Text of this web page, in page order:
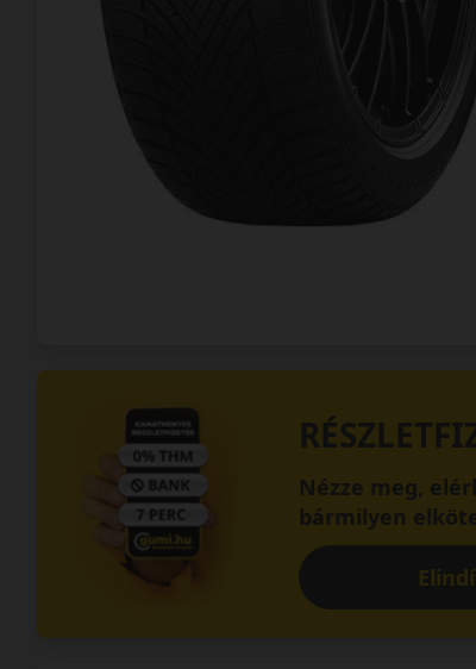
Nézze meg,
bármilyen